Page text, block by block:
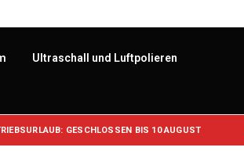
Ultraschall und Luftpolieren
GESCHLOSSEN BIS 10 AUGUST